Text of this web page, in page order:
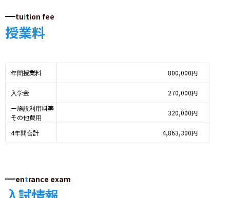
tuition fee
授業料
年間授業料 800,000円
入学金
270,000円
ー施設利用料等
その他費用
320,000円
4年間合計 4,863,300円
entrance exam